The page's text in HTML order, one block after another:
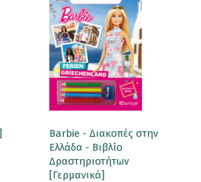
Barbie - Διακοπές στην
Ελλάδα - Βιβλίο
Δραστηριοτήτων
[Γερμανικά]